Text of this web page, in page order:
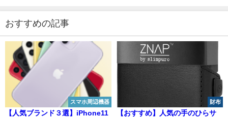
おすすめの記事
スマホ周辺機器
【人気ブランド３選】iPhone11
財布
【おすすめ】人気の手のひらサ